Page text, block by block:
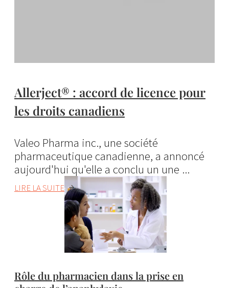
Allerject® : accord de licence pour
les droits canadiens
Valeo Pharma inc., une société
pharmaceutique canadienne, a annoncé
aujourd'hui qu'elle a conclu un une ...
LIRE LA SUITE
Rôle du pharmacien dans la prise en